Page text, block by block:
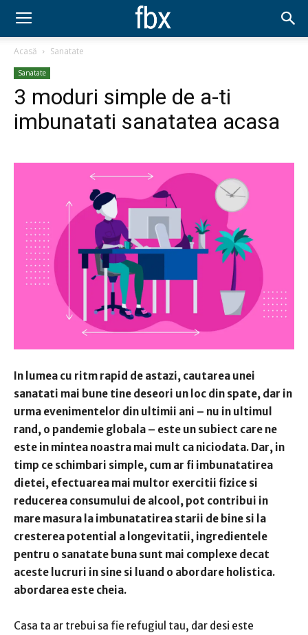
Acasă Sanatate
Sanatate
3 moduri simple de a-ti
imbunatati sanatatea acasa
In lumea cu ritm rapid de astazi, cautarea unei
sanatati mai bune tine deseori un loc din spate, dar in
urma evenimentelor din ultimii ani – nu in ultimul
rand, o pandemie globala – este un subiect care ne
este in mintea noastra mai mult ca niciodata. Dar, in
timp ce schimbari simple, cum ar fi imbunatatirea
dietei, efectuarea mai multor exercitii fizice si
reducerea consumului de alcool, pot contribui in
mare masura la imbunatatirea starii de bine si la
cresterea potential a longevitatii, ingredientele
pentru o sanatate buna sunt mai complexe decat
aceste lucruri in sine si luand o abordare holistica.
abordarea este cheia.
Casa ta ar trebui sa fie refugiul tau, dar desi este